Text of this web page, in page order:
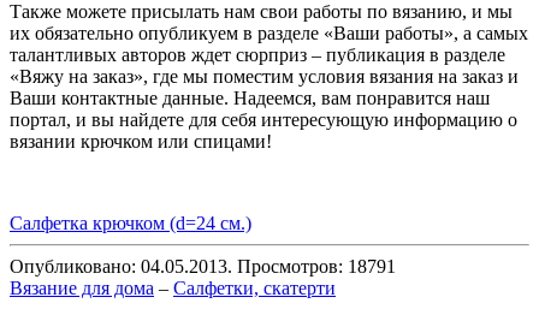
Также можете присылать нам свои работы по вязанию, и мы
их обязательно опубликуем в разделе «Ваши работы», а самых
талантливых авторов ждет сюрприз – публикация в разделе
«Вяжу на заказ», где мы поместим условия вязания на заказ и
Ваши контактные данные. Надеемся, вам понравится наш
портал, и вы найдете для себя интересующую информацию о
вязании крючком или спицами!
Салфетка крючком (d=24 см.)
Опубликовано: 04.05.2013. Просмотров: 18791
Вязание для дома – Салфетки, скатерти